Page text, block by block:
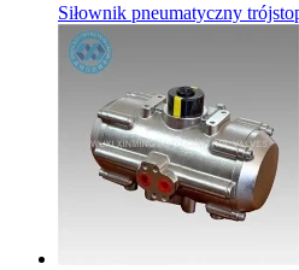
Siłownik pneumatyczny